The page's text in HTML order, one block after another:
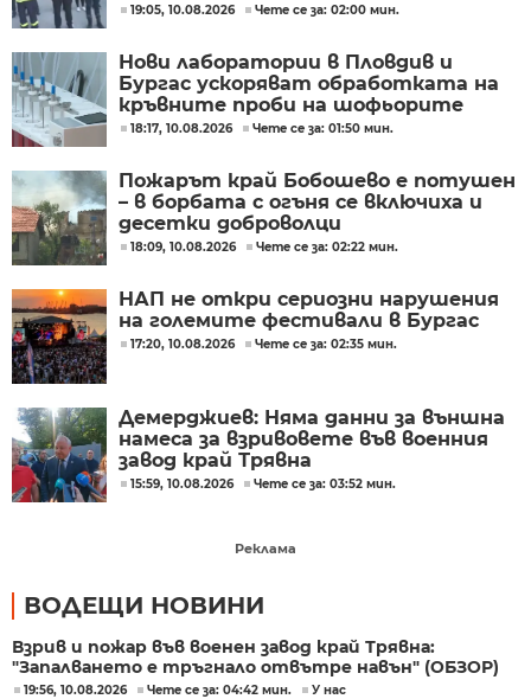
19:05, 10.08.2026 Чете се за: 02:00 мин.
Нови лаборатории в Пловдив и
Бургас ускоряват обработката на
кръвните проби на шофьорите
18:17, 10.08.2026 Чете се за: 01:50 мин.
Пожарът край Бобошево е потушен
– в борбата с огъня се включиха и
десетки доброволци
18:09, 10.08.2026 Чете се за: 02:22 мин.
НАП не откри сериозни нарушения
на големите фестивали в Бургас
17:20, 10.08.2026 Чете се за: 02:35 мин.
Демерджиев: Няма данни за външна
намеса за взривовете във военния
завод край Трявна
15:59, 10.08.2026 Чете се за: 03:52 мин.
Реклама
ВОДЕЩИ НОВИНИ
Взрив и пожар във военен завод край Трявна:
"Запалването е тръгнало отвътре навън" (ОБЗОР)
19:56, 10.08.2026 Чете се за: 04:42 мин. У нас